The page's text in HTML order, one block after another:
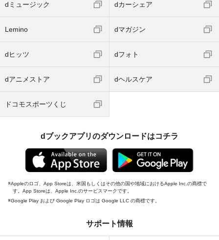
dミュージック dカーシェア
Lemino dマガジン
dヒッツ dフォト
dアニメストア dヘルスケア
ドコモスポーツくじ
dブックアプリのダウンロードはコチラ
Appleのロゴ、App Storeは、米国もしくはその他の国や地域におけるApple Inc.の商標で
す。App Storeは、Apple Inc.のサービスマークです。
Google Play および Google Play ロゴは Google LLC の商標です。
サポート情報